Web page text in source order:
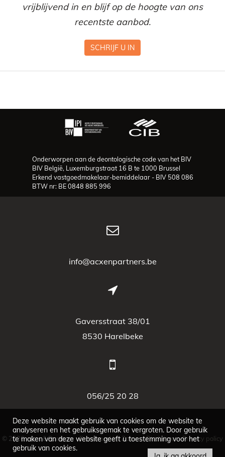
vrijblijvend in en blijf op de hoogte van ons
recentste aanbod.
SCHRIJF U IN
Onderworpen aan de deontologische code van het BIV
BIV België, Luxemburgstraat 16 B te 1000 Brussel
Erkend vastgoedmakelaar-bemiddelaar - BIV 508 086
BTW nr: BE 0848 885 996
info@acxenpartners.be
Gaversstraat 38/01
8530 Harelbeke
056/25 20 28
© 2026 - Acx & Partners -Developed by Zabun-Disclaimer-Privacy policy
Deze website maakt gebruik van cookies om de website te
analyseren en het gebruiksgemak te vergroten. Door gebruik
te maken van deze website geeft u toestemming voor het
gebruik van cookies.